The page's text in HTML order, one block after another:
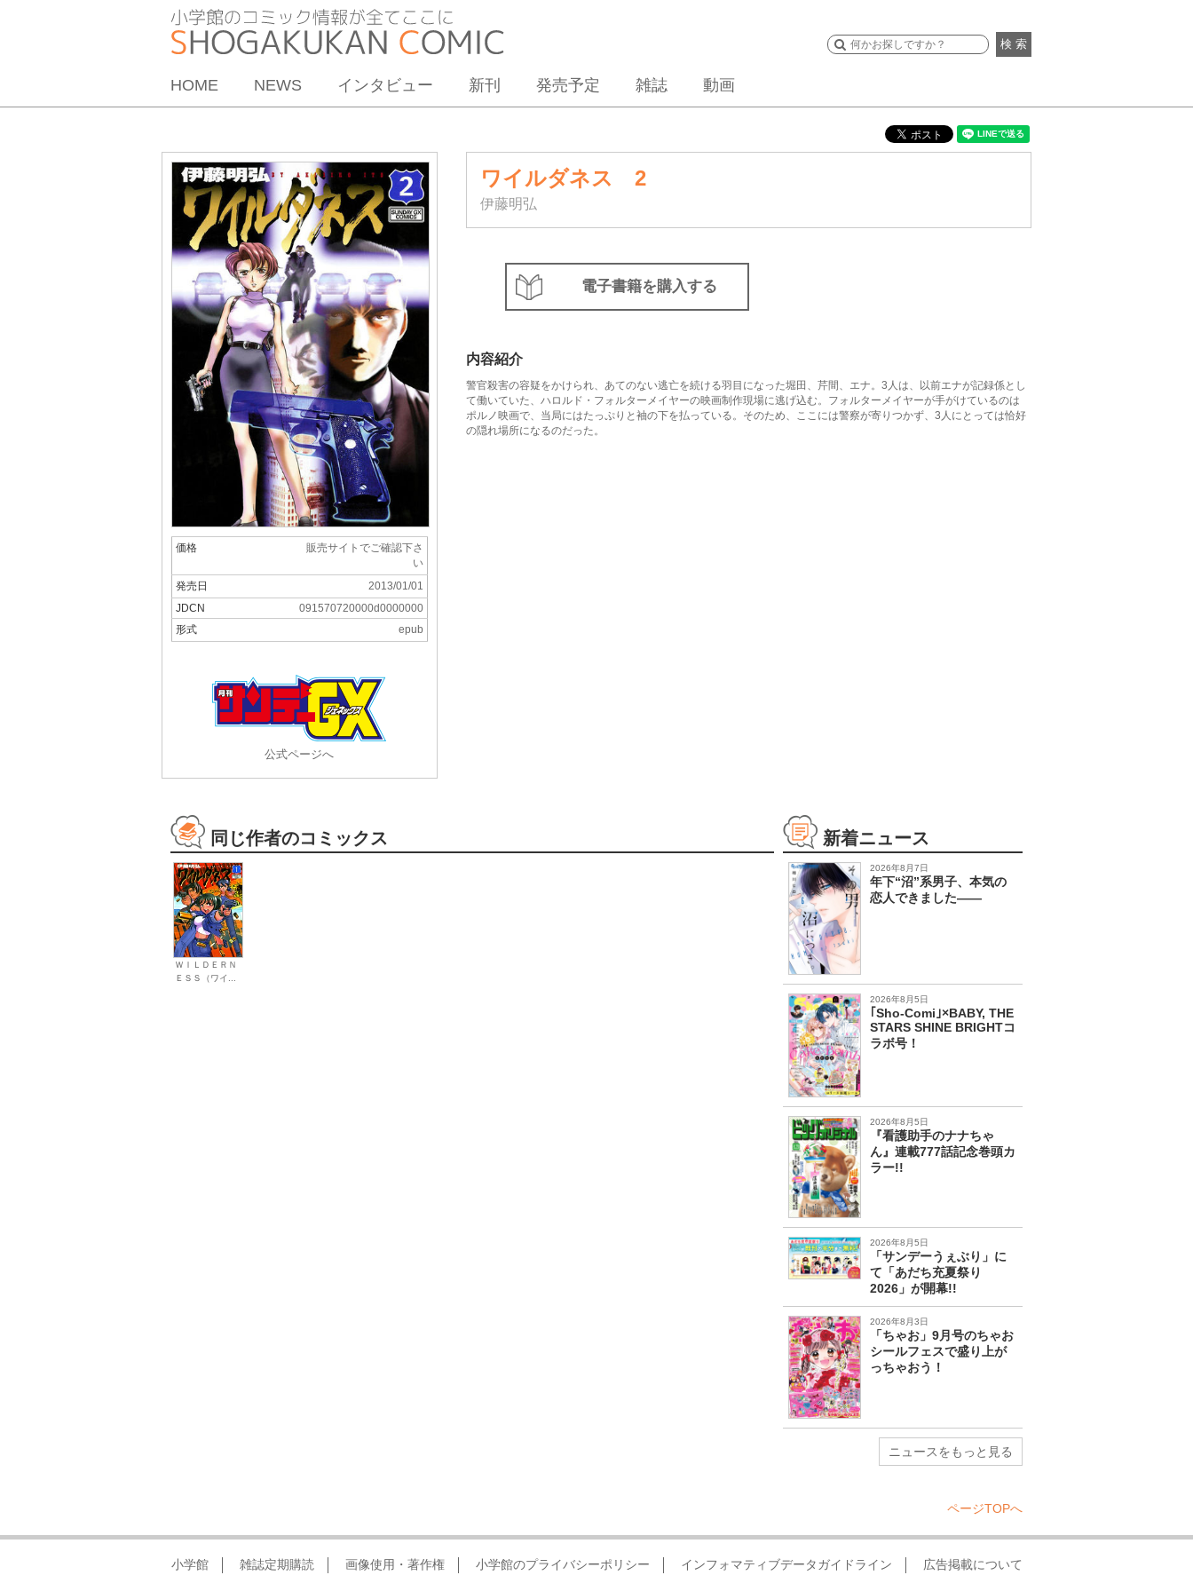
検 索
HOME NEWS インタビュー 新刊 発売予定 雑誌 動画
ワイルダネス 2
伊藤明弘
価格
販売サイトでご確認下さ
い
発売日
2013/01/01
JDCN
091570720000d0000000
形式
epub
公式ページへ
電子書籍を購入する
内容紹介
警官殺害の容疑をかけられ、あてのない逃亡を続ける羽目になった堀田、芹間、エナ。3人は、以前エナが記録係とし
て働いていた、ハロルド・フォルターメイヤーの映画制作現場に逃げ込む。フォルターメイヤーが手がけているのは
ポルノ映画で、当局にはたっぷりと袖の下を払っている。そのため、ここには警察が寄りつかず、3人にとっては恰好
の隠れ場所になるのだった。
同じ作者のコミックス
ＷＩＬＤＥＲＮ
ＥＳＳ（ワイ...
新着ニュース
2026年8月7日
年下“沼”系男子、本気の
恋人できました――
2026年8月5日
｢Sho-Comi｣×BABY, THE
STARS SHINE BRIGHTコ
ラボ号！
2026年8月5日
『看護助手のナナちゃ
ん』連載777話記念巻頭カ
ラー!!
2026年8月5日
「サンデーうぇぶり」に
て「あだち充夏祭り
2026」が開幕!!
2026年8月3日
「ちゃお」9月号のちゃお
シールフェスで盛り上が
っちゃおう！
ニュースをもっと見る
ページTOPへ
小学館 雑誌定期購読 画像使用・著作権 小学館のプライバシーポリシー インフォマティブデータガイドライン 広告掲載について